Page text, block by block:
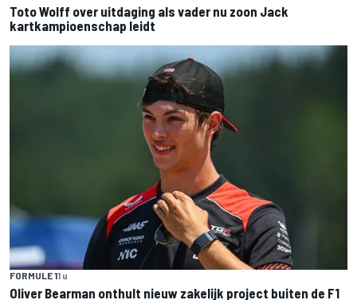
Toto Wolff over uitdaging als vader nu zoon Jack
kartkampioenschap leidt
FORMULE 11 u
Oliver Bearman onthult nieuw zakelijk project buiten de F1